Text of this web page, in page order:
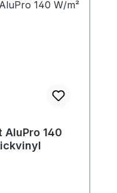
AluPro 140